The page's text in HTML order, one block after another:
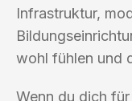
Infrastruktur,
wohl fühlen und
Wenn du dich